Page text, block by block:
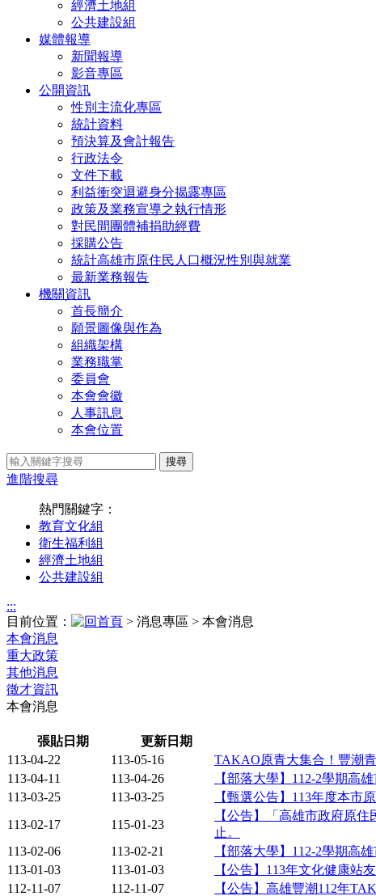
經濟土地組
公共建設組
媒體報導
新聞報導
影音專區
公開資訊
性別主流化專區
統計資料
預決算及會計報告
行政法令
文件下載
利益衝突迴避身分揭露專區
政策及業務宣導之執行情形
對民間團體補捐助經費
採購公告
統計高雄市原住民人口概況性別與就業
最新業務報告
機關資訊
首長簡介
願景圖像與作為
組織架構
業務職掌
委員會
本會會徽
人事訊息
本會位置
搜尋
進階搜尋
熱門關鍵字：
教育文化組
衛生福利組
經濟土地組
公共建設組
:::
目前位置：
> 消息專區 > 本會消息
本會消息
重大政策
其他消息
徵才資訊
本會消息
張貼日期
更新日期
113-04-22
113-05-16
TAKAO原青大集合！豐潮
113-04-11
113-04-26
【部落大學】112-2學期高
113-03-25
113-03-25
【甄選公告】113年度本市
113-02-17
115-01-23
【公告】「高雄市政府原
止。
113-02-06
113-02-21
【部落大學】112-2學期高
113-01-03
113-01-03
【公告】113年文化健康站
112-11-07
112-11-07
【公告】高雄豐潮112年